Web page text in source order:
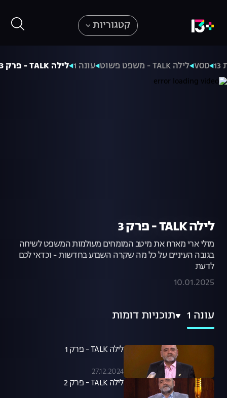
קטגוריות
VOD לילה TALK - משפט פשוט עונה 1 לילה TALK - פרק 3
לילה TALK - פרק 3
מולי ארי מארח את מיטב המומחים מעולמות המשפט לשיחה
בגובה העיניים על כל מה שקרה השבוע בחדשות - וכדאי לכם
לדעת
10.01.2025
עונה 1 תוכניות דומות
לילה TALK - פרק 1
27.12.2024
לילה TALK - פרק 2